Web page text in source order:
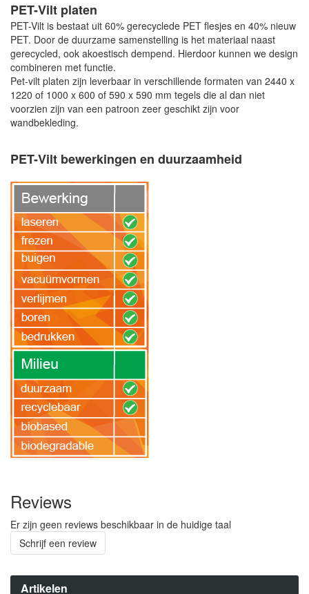
Artikelen
PET-Vilt platen
PET-Vilt is bestaat uit 60% gerecyclede PET flesjes en 40% nieuw
PET. Door de duurzame samenstelling is het materiaal naast
gerecycled, ook akoestisch dempend. Hierdoor kunnen we design
combineren met functie.
Pet-vilt platen zijn leverbaar in verschillende formaten van 2440 x
1220 of 1000 x 600 of 590 x 590 mm tegels die al dan niet
voorzien zijn van een patroon zeer geschikt zijn voor
wandbekleding.
PET-Vilt bewerkingen en duurzaamheid
Reviews
Er zijn geen reviews beschikbaar in de huidige taal
Schrijf een review